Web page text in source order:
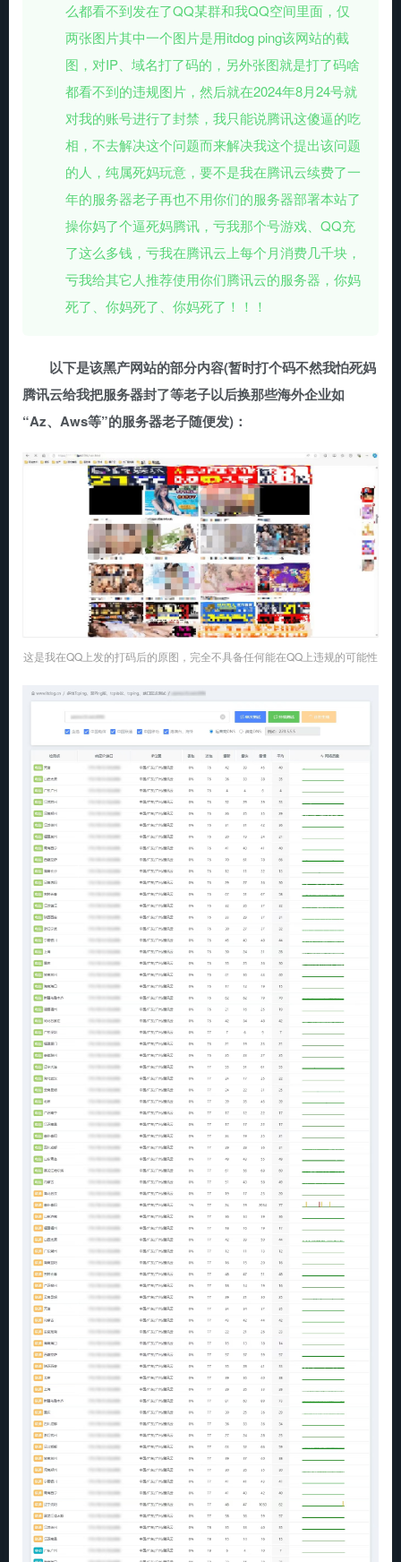
么都看不到发在了QQ某群和我QQ空间里面，仅
两张图片其中一个图片是用itdog ping该网站的截
图，对IP、域名打了码的，另外张图就是打了码啥
都看不到的违规图片，然后就在2024年8月24号就
对我的账号进行了封禁，我只能说腾讯这傻逼的吃
相，不去解决这个问题而来解决我这个提出该问题
的人，纯属死妈玩意，要不是我在腾讯云续费了一
年的服务器老子再也不用你们的服务器部署本站了
操你妈了个逼死妈腾讯，亏我那个号游戏、QQ充
了这么多钱，亏我在腾讯云上每个月消费几千块，
亏我给其它人推荐使用你们腾讯云的服务器，你妈
死了、你妈死了、你妈死了！！！
以下是该黑产网站的部分内容(暂时打个码不然我怕死妈
腾讯云给我把服务器封了等老子以后换那些海外企业如
“Az、Aws等”的服务器老子随便发)：
这是我在QQ上发的打码后的原图，完全不具备任何能在QQ上违规的可能性